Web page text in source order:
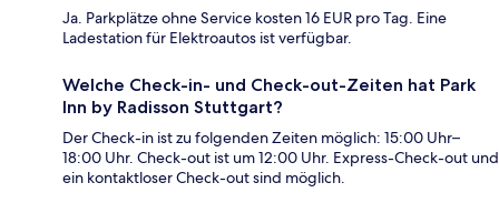
Ja. Parkplätze ohne Service kosten 16 EUR pro Tag. Eine
Ladestation für Elektroautos ist verfügbar.
Welche Check-in- und Check-out-Zeiten hat Park
Inn by Radisson Stuttgart?
Der Check-in ist zu folgenden Zeiten möglich: 15:00 Uhr–
18:00 Uhr. Check-out ist um 12:00 Uhr. Express-Check-out und
ein kontaktloser Check-out sind möglich.